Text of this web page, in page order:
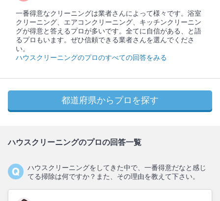
一番得意なクリーニングは業者さんによって様々です。浴室
クリーニング、エアコンクリーニング、キッチンクリーニン
グが得意と答えるプロが多いです。全てに自信がある、と語
るプロもいます。ぜひ信頼できる業者さんを選んでくださ
い。
ハウスクリーニングのプロのすべての回答をみる
都道府県からプロを探す
ハウスクリーニングのプロの回答一覧
ハウスクリーニングをしてきた中で、一番得意だなと感じ
てる掃除は何ですか？また、その理由を教えて下さい。